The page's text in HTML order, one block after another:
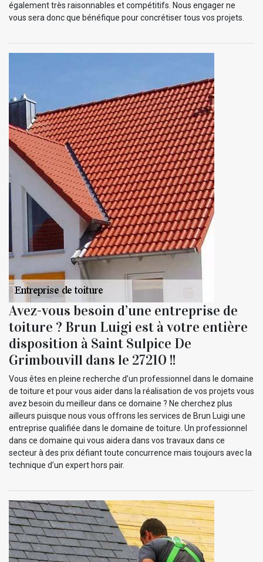
également très raisonnables et compétitifs. Nous engager ne
vous sera donc que bénéfique pour concrétiser tous vos projets.
Avez-vous besoin d’une entreprise de
toiture ? Brun Luigi est à votre entière
disposition à Saint Sulpice De
Grimbouvill dans le 27210 !!
Vous êtes en pleine recherche d’un professionnel dans le domaine
de toiture et pour vous aider dans la réalisation de vos projets vous
avez besoin du meilleur dans ce domaine ? Ne cherchez plus
ailleurs puisque nous vous offrons les services de Brun Luigi une
entreprise qualifiée dans le domaine de toiture. Un professionnel
dans ce domaine qui vous aidera dans vos travaux dans ce
secteur à des prix défiant toute concurrence mais toujours avec la
technique d’un expert hors pair.